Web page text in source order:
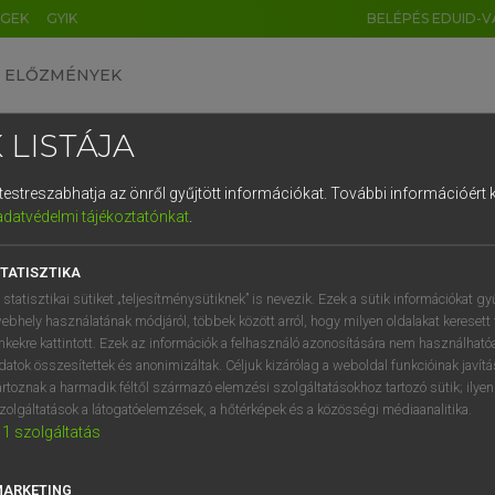
GYIK BELÉPÉS EDUID-
ELŐZMÉNYEK
nagyszótár
VAN ELŐFIZETÉSED?
megtekintéséhez.
LISTÁJA
az önről gyűjtött információkat. További információért
tájékoztatónkat.
statisztikai sütiket „teljesítménysütiknek” is nevezik. Ezek a sütik információkat
használatának módjáról, többek között arról, hogy milyen oldalakat keresett
kattintott. Ezek az információk a felhasználó azonosítására nem
összesítettek és anonimizáltak. Céljuk kizárólag a weboldal funkcióinak
a harmadik féltől származó elemzési szolgáltatásokhoz tartozó sütik;
a látogatóelemzések, a hőtérképek és a közösségi médiaanalitika.
1 szolgáltatás
DE CN FR ES IT NL
1 2 3 4 5 6 7 8 9
q w e r t z u i
a s d f g h j k l é
í y x c v b n m , .